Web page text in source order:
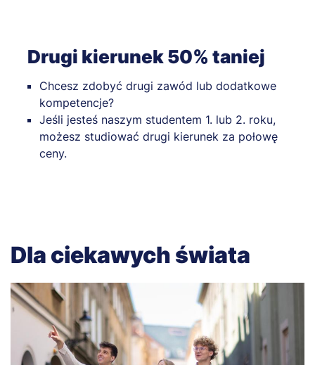
Drugi kierunek 50% taniej
Chcesz zdobyć drugi zawód lub dodatkowe
kompetencje?
Jeśli jesteś naszym studentem 1. lub 2. roku,
możesz studiować drugi kierunek za połowę
ceny.
Dla ciekawych świata